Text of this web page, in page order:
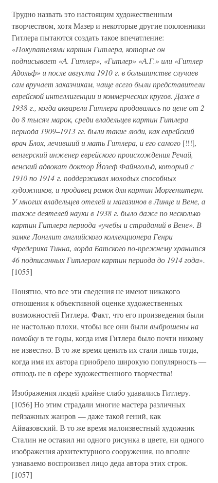
Трудно назвать это настоящим художественным
творчеством, хотя Мазер и некоторые другие поклонники
Гитлера пытаются создать такое впечатление:
«Покупателями картин Гитлера, которые он
подписывает «А. Гитлер», «Гитлер» «А.Г.» или «Гитлер
Адольф» и после августа 1910 г. в большинстве случаев
сам вручает заказчикам, чаще всего были представители
еврейской интеллигенции и коммерческих кругов. Даже в
1938 г., когда акварели Гитлера продавались по цене от 2
до 8 тысяч марок, среди владельцев картин Гитлера
периода 1909–1913 гг. были такие люди, как еврейский
врач Блох, лечивший и мать Гитлера, и его самого [!!!],
венгерский инженер еврейского происхождения Речай,
венский адвокат доктор Йозеф Файнгольд, который с
1910 по 1914 г. поддерживал молодых способных
художников, и продавец рамок для картин Моргенштерн.
У многих владельцев отелей и магазинов в Линце и Вене, а
также деятелей науки в 1938 г. было даже по несколько
картин Гитлера периода «учебы и страданий в Вене». В
замке Лонглит английского коллекционера Генри
Фредерика Тинна, лорда Батского по-прежнему хранится
46 подписанных Гитлером картин периода до 1914 года».
[1055]
Понятно, что все эти сведения не имеют никакого
отношения к объективной оценке художественных
возможностей Гитлера. Факт, что его произведения были
не настолько плохи, чтобы все они были выброшены на
помойкув те годы, когда имя Гитлера было почти никому
не известно. В то же время ценить их стали лишь тогда,
когда имя их автора приобрело широкую популярность —
отнюдь не в сфере художественного творчества!
Изображения людей крайне слабо удавались Гитлеру.
[1056] Но этим страдали многие мастера различных
пейзажных жанров — даже такой гений, как
Айвазовский. В то же время малоизвестный художник
Сталин не оставил ни одного рисунка в цвете, ни одного
изображения архитектурного сооружения, но вполне
узнаваемо воспроизвел лицо деда автора этих строк.
[1057]